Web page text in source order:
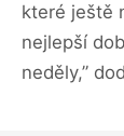
které ještě
nejlepší
neděly,”